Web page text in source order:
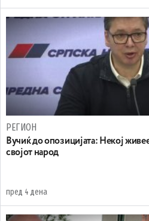
РЕГИОН
Вучиќ до опозицијата: Некој
својот народ
пред 4 дена